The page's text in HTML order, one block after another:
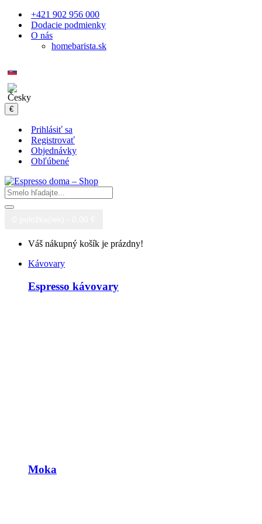
+421 902 956 000
Dodacie podmienky
O nás
homebarista.sk
€
Prihlásiť sa
Registrovať
Objednávky
Obľúbené
Váš nákupný košík je prázdny!
Kávovary
Espresso kávovary
Moka